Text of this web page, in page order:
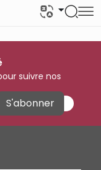
suivre nos
S'abonner